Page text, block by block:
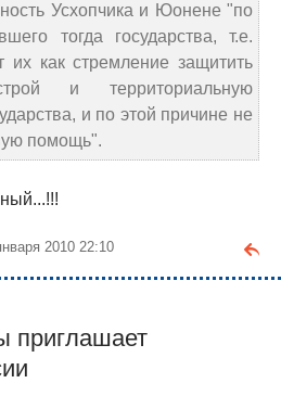
Усхопчика и Юонене "по
тогда государства, т.е.
как стремление защитить
и территориальную
и по этой причине не
помощь".
2010 22:10
приглашает